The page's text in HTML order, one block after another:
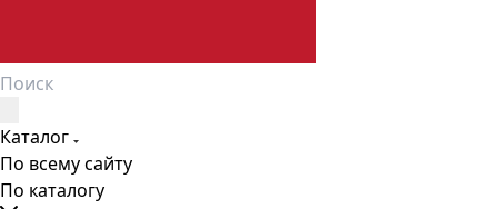
Каталог
По всему сайту
По каталогу